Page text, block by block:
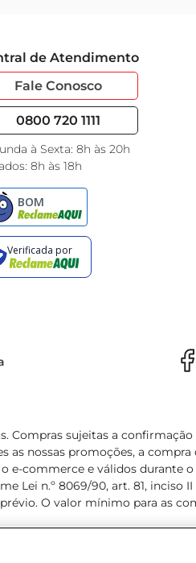
de Atendimento
Fale Conosco
0800 720 1111
à Sexta: 8h às 20h
8h às 18h
Compras sujeitas a
as nossas promoções, a
e-commerce e válidos durante
Lei n.º 8069/90, art. 81, inciso
O valor mínimo para as